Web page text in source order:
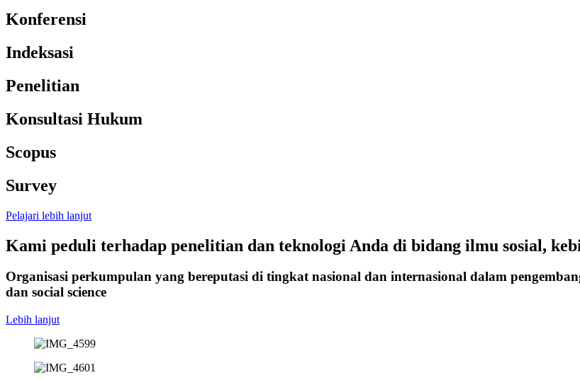
Konferensi
Indeksasi
Penelitian
Konsultasi Hukum
Scopus
Survey
Pelajari lebih lanjut
Kami peduli terhadap penelitian dan teknologi Anda di bidang ilmu sosial,
Organisasi perkumpulan yang bereputasi di tingkat nasional dan internasional dalam
dan social science
Lebih lanjut